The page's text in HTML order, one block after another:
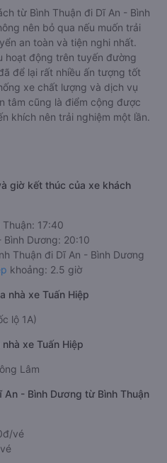
từ Bình Thuận đi Dĩ An - Bình
nên bỏ qua nếu muốn trải
an toàn và tiện nghi nhất.
hoạt động trên tuyến đường
để lại rất nhiều ấn tượng tốt
xe chất lượng và dịch vụ
tâm cũng là điểm cộng được
khích nên trải nghiệm một lần.
giờ kết thúc của xe khách
17:40
Bình Dương: 20:10
Thuận đi Dĩ An - Bình Dương
khoảng: 2.5 giờ
nhà xe Tuấn Hiệp
lộ 1A)
xe Tuấn Hiệp
Lâm
An - Bình Dương từ Bình Thuận
vé